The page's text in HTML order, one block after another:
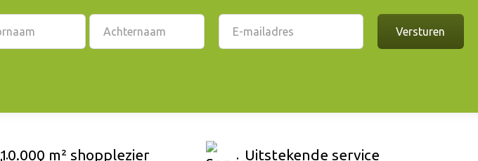
10.000 m² shopplezier Uitstekende service